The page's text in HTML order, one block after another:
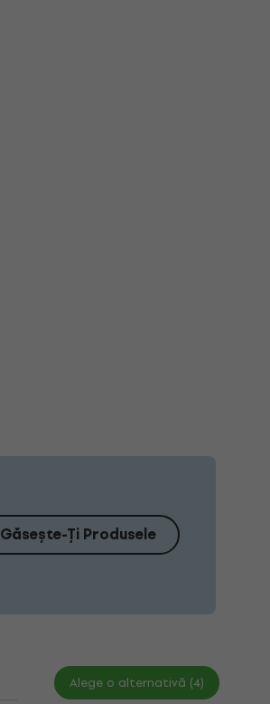
Găsește-Ți Produsele
Alege o alternativă (4)